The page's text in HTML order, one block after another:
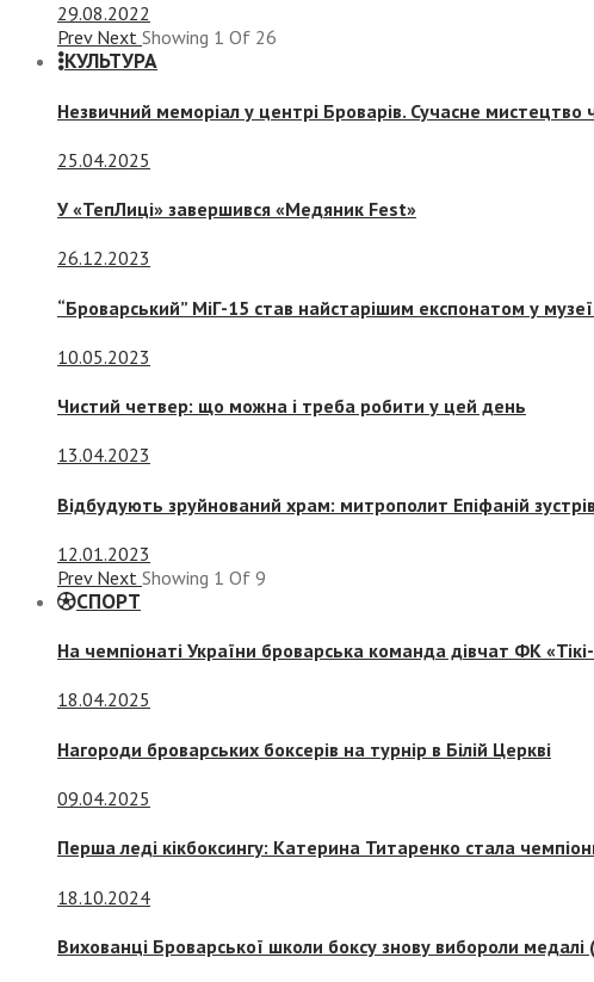
29.08.2022
Prev Next Showing 1 Of 26
КУЛЬТУРА
Незвичний меморіал у центрі Броварів. Сучасне
25.04.2025
У «ТепЛиці» завершився «Медяник Fest»
26.12.2023
“Броварський” МіГ-15 став найстарішим експонатом у музеї
10.05.2023
Чистий четвер: що можна і треба робити у цей день
13.04.2023
Відбудують зруйнований храм: митрополит Епіфаній
12.01.2023
Prev Next Showing 1 Of 9
СПОРТ
На чемпіонаті України броварська команда дівчат ФК
18.04.2025
Нагороди броварських боксерів на турнір в Білій Церкві
09.04.2025
Перша леді кікбоксингу: Катерина Титаренко стала
18.10.2024
Вихованці Броварської школи боксу знову вибороли